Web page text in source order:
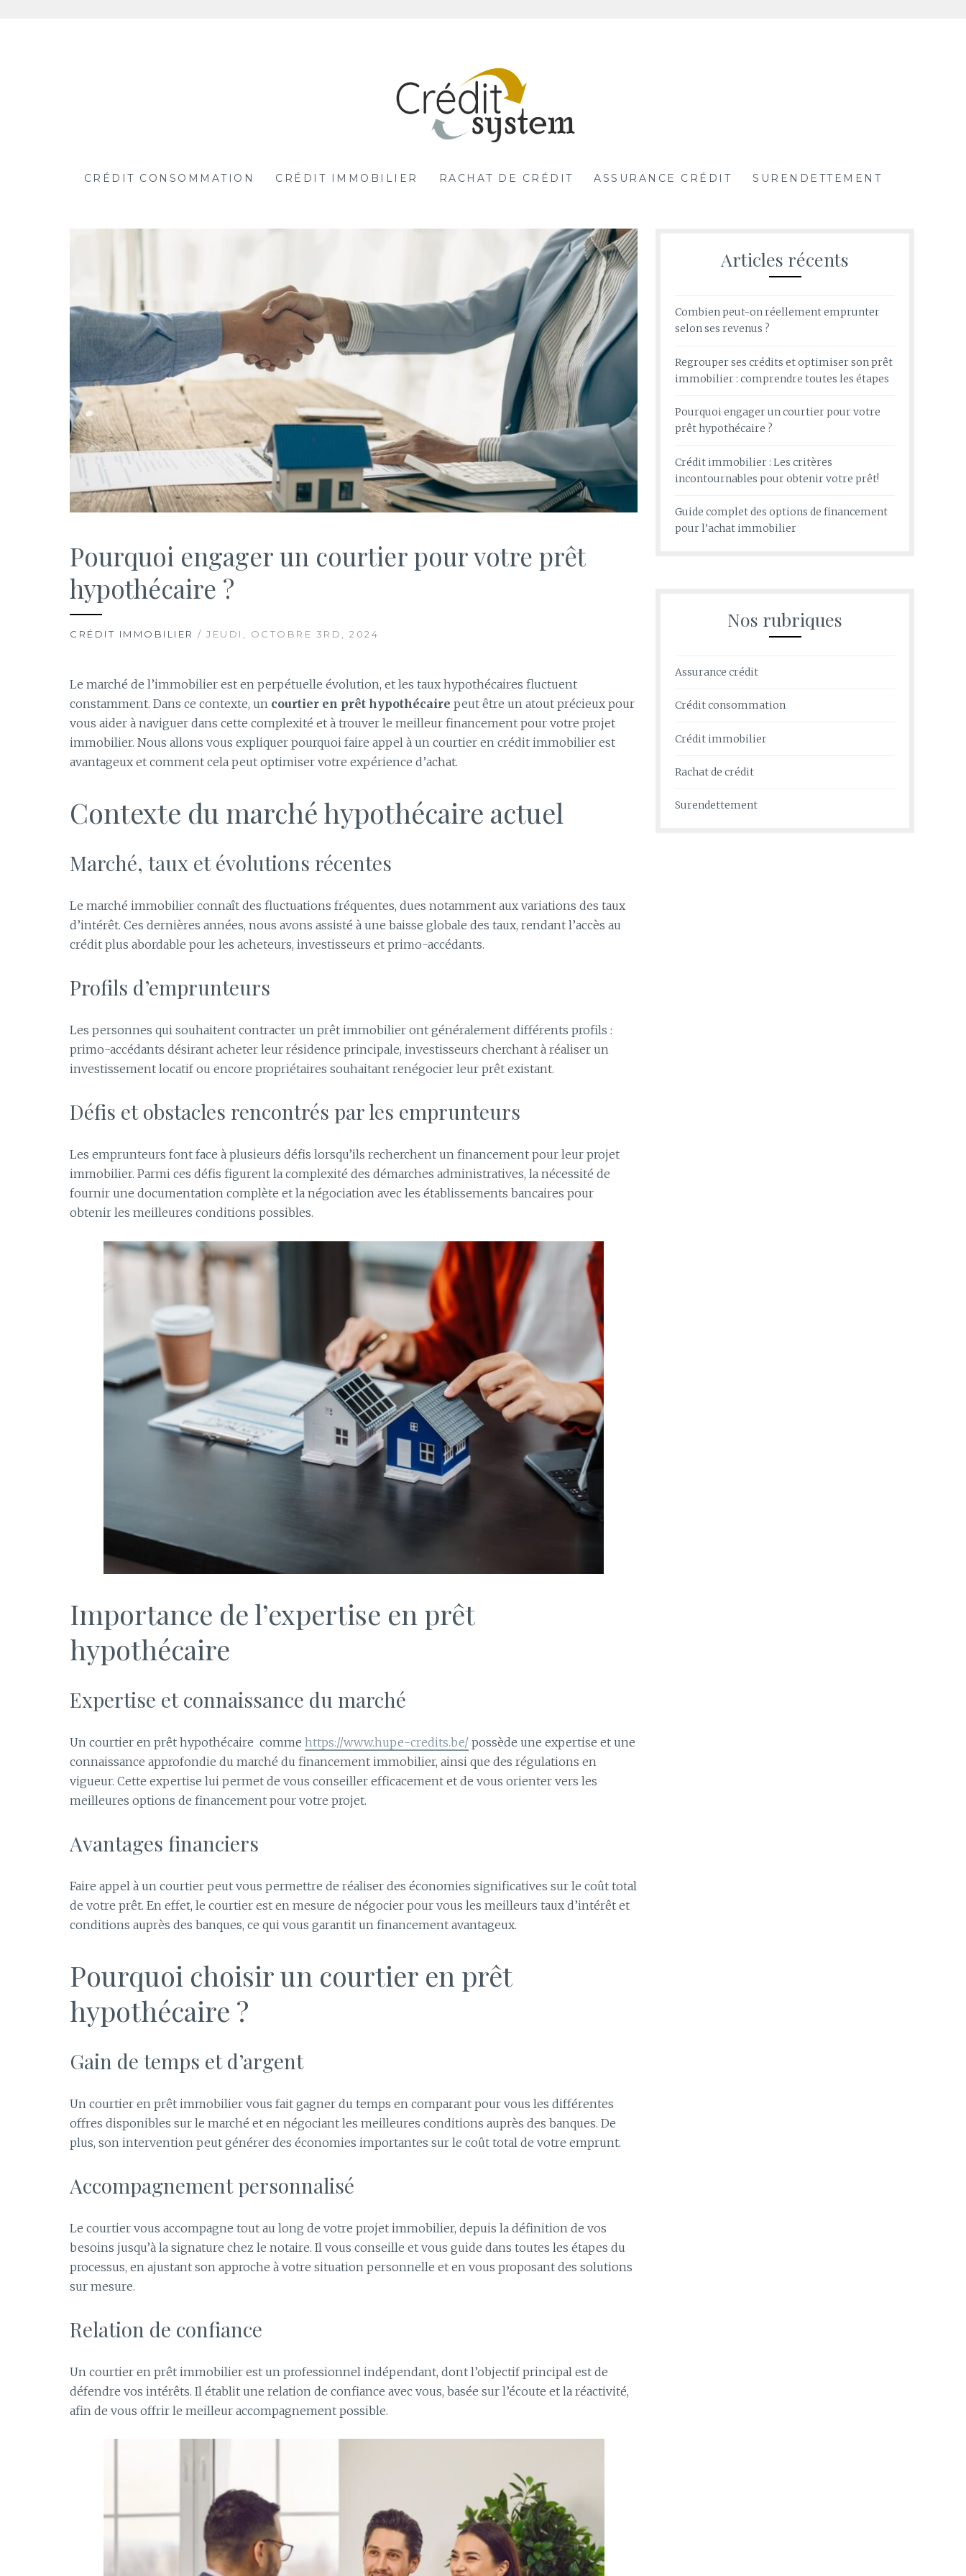
Crédit système
CRÉDIT CONSOMMATION CRÉDIT IMMOBILIER RACHAT DE CRÉDIT ASSURANCE CRÉDIT SURENDETTEMENT
Pourquoi engager un courtier pour votre prêt
hypothécaire ?
CRÉDIT IMMOBILIER / JEUDI, OCTOBRE 3RD, 2024
Le marché de l’immobilier est en perpétuelle évolution, et les taux hypothécaires fluctuent
constamment. Dans ce contexte, un courtier en prêt hypothécaire peut être un atout précieux pour
vous aider à naviguer dans cette complexité et à trouver le meilleur financement pour votre projet
immobilier. Nous allons vous expliquer pourquoi faire appel à un courtier en crédit immobilier est
avantageux et comment cela peut optimiser votre expérience d’achat.
Contexte du marché hypothécaire actuel
Marché, taux et évolutions récentes
Le marché immobilier connaît des fluctuations fréquentes, dues notamment aux variations des taux
d’intérêt. Ces dernières années, nous avons assisté à une baisse globale des taux, rendant l’accès au
crédit plus abordable pour les acheteurs, investisseurs et primo-accédants.
Profils d’emprunteurs
Les personnes qui souhaitent contracter un prêt immobilier ont généralement différents profils :
primo-accédants désirant acheter leur résidence principale, investisseurs cherchant à réaliser un
investissement locatif ou encore propriétaires souhaitant renégocier leur prêt existant.
Défis et obstacles rencontrés par les emprunteurs
Les emprunteurs font face à plusieurs défis lorsqu’ils recherchent un financement pour leur projet
immobilier. Parmi ces défis figurent la complexité des démarches administratives, la nécessité de
fournir une documentation complète et la négociation avec les établissements bancaires pour
obtenir les meilleures conditions possibles.
Importance de l’expertise en prêt
hypothécaire
Expertise et connaissance du marché
Un courtier en prêt hypothécaire comme https://www.hupe-credits.be/ possède une expertise et une
connaissance approfondie du marché du financement immobilier, ainsi que des régulations en
vigueur. Cette expertise lui permet de vous conseiller efficacement et de vous orienter vers les
meilleures options de financement pour votre projet.
Avantages financiers
Faire appel à un courtier peut vous permettre de réaliser des économies significatives sur le coût total
de votre prêt. En effet, le courtier est en mesure de négocier pour vous les meilleurs taux d’intérêt et
conditions auprès des banques, ce qui vous garantit un financement avantageux.
Pourquoi choisir un courtier en prêt
hypothécaire ?
Gain de temps et d’argent
Un courtier en prêt immobilier vous fait gagner du temps en comparant pour vous les différentes
offres disponibles sur le marché et en négociant les meilleures conditions auprès des banques. De
plus, son intervention peut générer des économies importantes sur le coût total de votre emprunt.
Accompagnement personnalisé
Le courtier vous accompagne tout au long de votre projet immobilier, depuis la définition de vos
besoins jusqu’à la signature chez le notaire. Il vous conseille et vous guide dans toutes les étapes du
processus, en ajustant son approche à votre situation personnelle et en vous proposant des solutions
sur mesure.
Relation de confiance
Un courtier en prêt immobilier est un professionnel indépendant, dont l’objectif principal est de
défendre vos intérêts. Il établit une relation de confiance avec vous, basée sur l’écoute et la réactivité,
afin de vous offrir le meilleur accompagnement possible.
Articles récents
Combien peut-on réellement emprunter
selon ses revenus ?
Regrouper ses crédits et optimiser son prêt
immobilier : comprendre toutes les étapes
Pourquoi engager un courtier pour votre
prêt hypothécaire ?
Crédit immobilier : Les critères
incontournables pour obtenir votre prêt!
Guide complet des options de financement
pour l’achat immobilier
Nos rubriques
Assurance crédit
Crédit consommation
Crédit immobilier
Rachat de crédit
Surendettement